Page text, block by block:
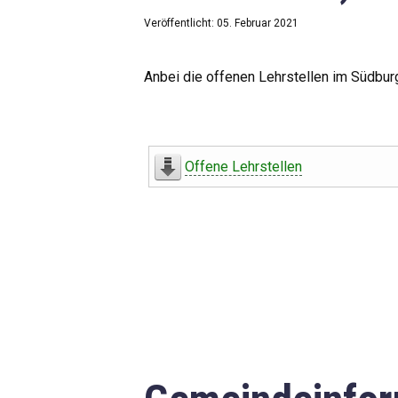
Veröffentlicht: 05. Februar 2021
Anbei die offenen Lehrstellen im
Offene Lehrstellen